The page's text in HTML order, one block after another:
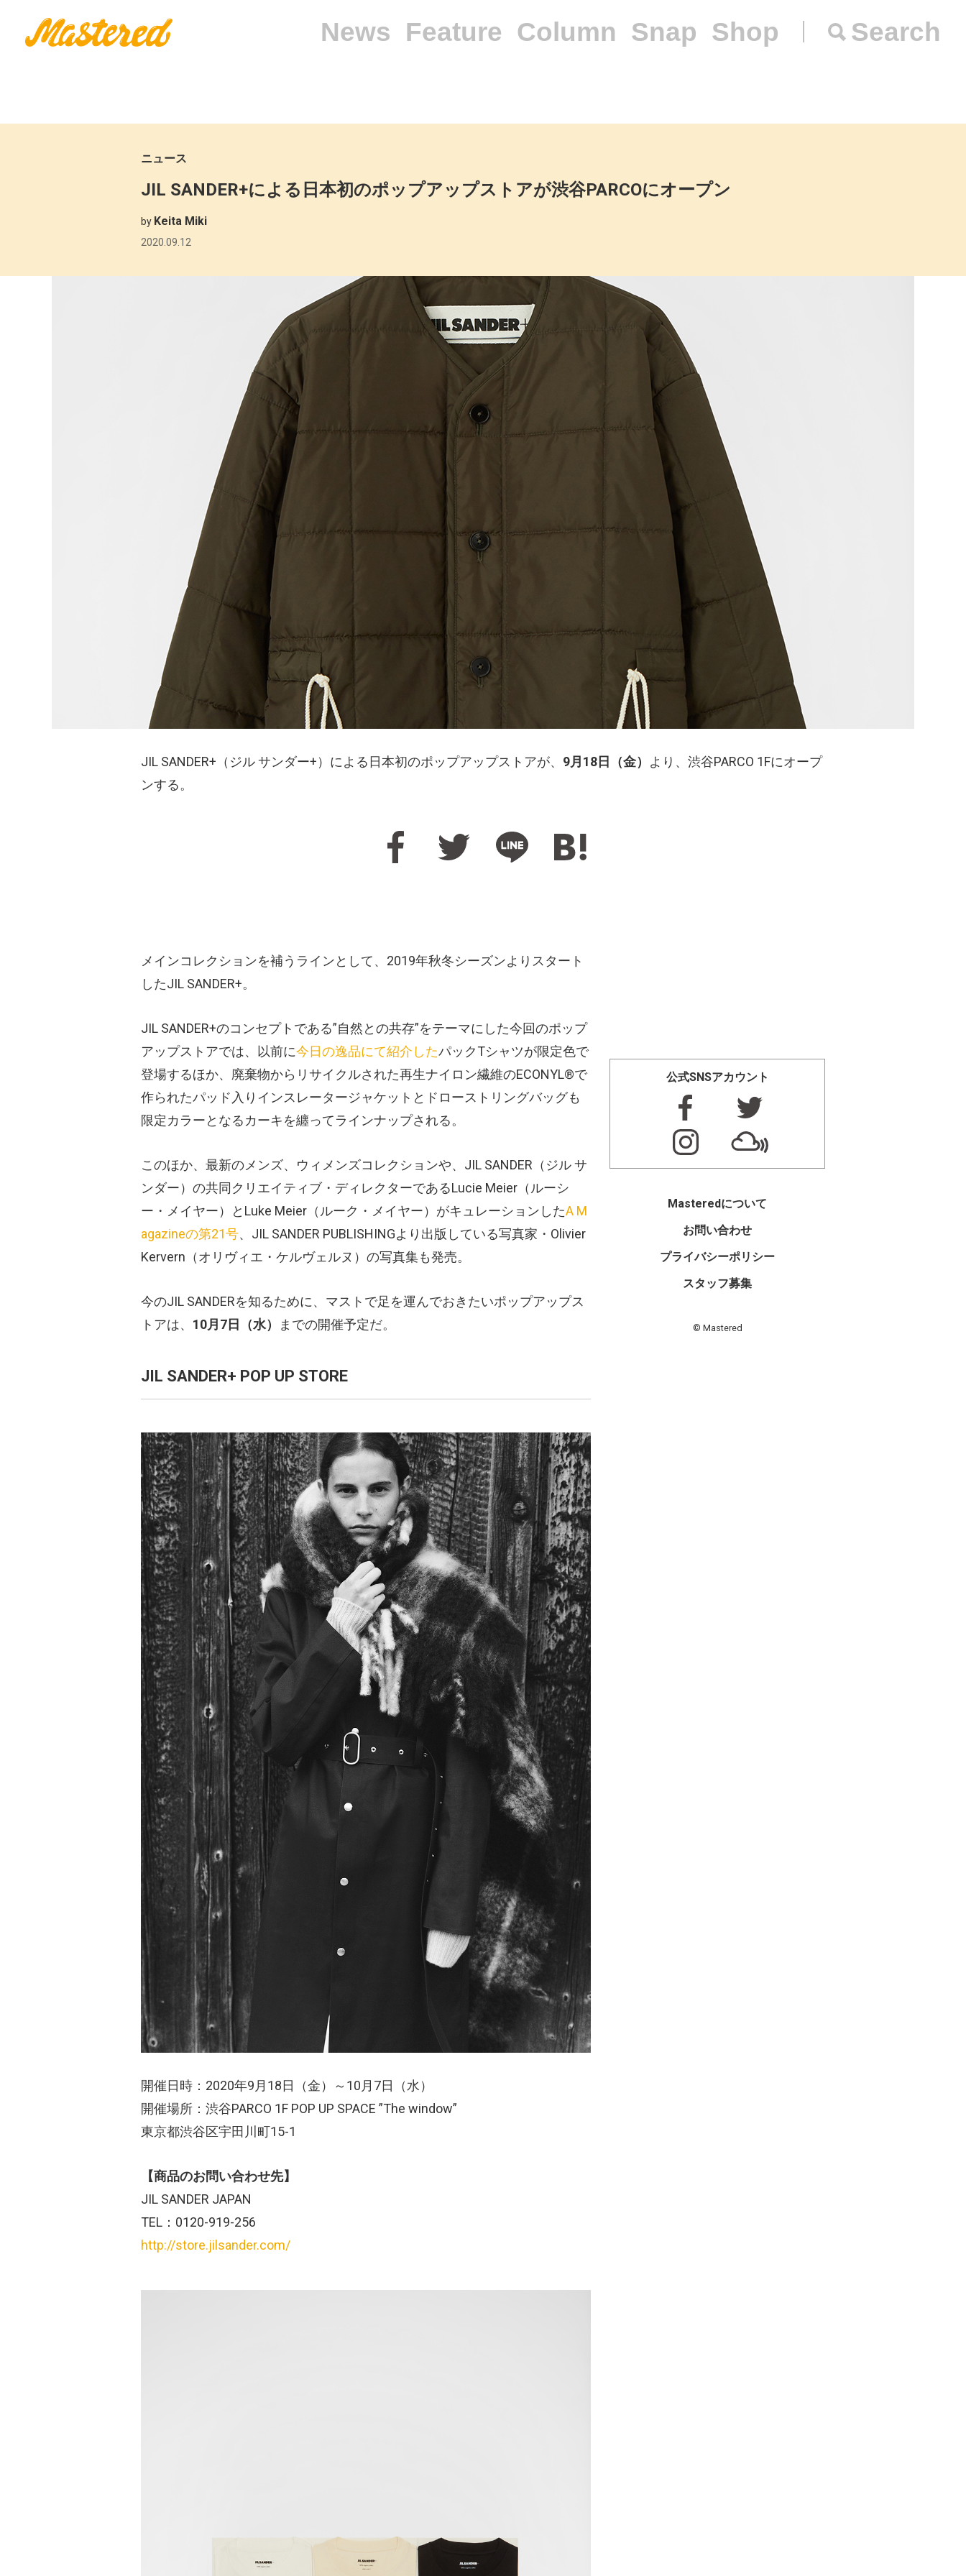
News Feature Column Snap Shop Search
ニュース
JIL SANDER+による日本初のポップアップストアが渋谷PARCOにオープン
by Keita Miki
2020.09.12
JIL SANDER+（ジル サンダー+）による日本初のポップアップストアが、 9月18日（金） より、渋谷PARCO 1Fにオープ
ンする。
メインコレクションを補うラインとして、2019年秋冬シーズンよりスタート
したJIL SANDER+。
JIL SANDER+のコンセプトである”自然との共存”をテーマにした今回のポップ
アップストアでは、以前に今日の逸品にて紹介したパックTシャツが限定色で
登場するほか、廃棄物からリサイクルされた再生ナイロン繊維のECONYL®で
作られたパッド入りインスレータージャケットとドローストリングバッグも
限定カラーとなるカーキを纏ってラインナップされる。
このほか、最新のメンズ、ウィメンズコレクションや、JIL SANDER（ジル サ
ンダー）の共同クリエイティブ・ディレクターであるLucie Meier（ルーシ
ー・メイヤー）とLuke Meier（ルーク・メイヤー）がキュレーションしたA M
agazineの第21号、JIL SANDER PUBLISHINGより出版している写真家・Olivier
Kervern（オリヴィエ・ケルヴェルヌ）の写真集も発売。
今のJIL SANDERを知るために、マストで足を運んでおきたいポップアップス
トアは、 10月7日（水） までの開催予定だ。
JIL SANDER+ POP UP STORE
開催日時：2020年9月18日（金）～10月7日（水）
開催場所：渋谷PARCO 1F POP UP SPACE ”The window”
東京都渋谷区宇田川町15-1
【商品のお問い合わせ先】
JIL SANDER JAPAN
TEL：0120-919-256
http://store.jilsander.com/
公式SNSアカウント
Masteredについて
お問い合わせ
プライバシーポリシー
スタッフ募集
© Mastered